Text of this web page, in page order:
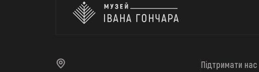
Підтримати нас